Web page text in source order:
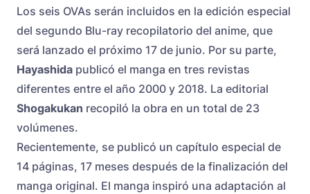
Los seis OVAs serán incluidos en la edición especial
del segundo Blu-ray recopilatorio del anime, que
será lanzado el próximo 17 de junio. Por su parte,
Hayashida publicó el manga en tres revistas
diferentes entre el año 2000 y 2018. La editorial
Shogakukan recopiló la obra en un total de 23
volúmenes.
Recientemente, se publicó un capítulo especial de
14 páginas, 17 meses después de la finalización del
manga original. El manga inspiró una adaptación al